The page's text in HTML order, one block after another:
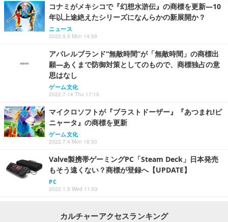
コナミがメキシコで『幻想水滸伝』の商標を更新―10
年以上途絶えたシリーズになんらかの新展開か？
ニュース
2022.9.5 Mon 14:59
アパレルブランド“無敵時間”が「無敵時間」の商標出
願―あくまで防御対策としてのもので、商標独占の意
思はなし
ゲーム文化
2022.7.14 Thu 17:15
マイクロソフトが『ブラストドーザー』『あつまれ!ピ
ニャータ』の商標を更新
ゲーム文化
2022.7.4 Mon 18:30
Valve製携帯ゲーミングPC「Steam Deck」日本発売
もそう遠くない？商標が登録へ【UPDATE】
PC
2022.1.5 Wed 11:03
カルチャーアクセスランキング